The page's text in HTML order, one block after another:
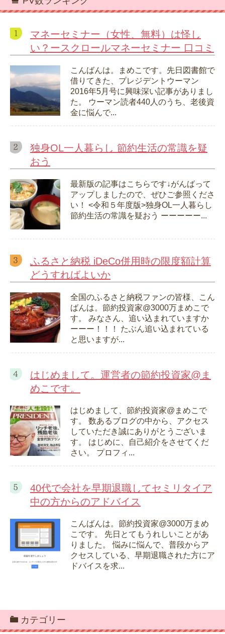
マネーセミナー（女性、無料）は怪し
い？ースクロールマネーセミナー 口コミ
こんばんは。まめこです。先日図書館で
借りてきた、プレジデントウーマン
2016年5月号に興味深い記事がありまし
た。 ウーマン読者440人のうち、老後資
金に悩んで...
独身OL一人暮らし 節約生活の常識を疑
おう
最新版の記事はこちらです↓がんばって
アップしましたので、ぜひご参照くださ
い！ <令和５年度版>独身OL一人暮らし
節約生活の常識を疑おう ーーーーー...
ふるさと納税 iDeCo併用時の限度額計算
どうすればよいか
全国のふるさと納税ファンの皆様、こん
ばんは。節約投資家@3000万まめこで
す。 みなさん、追い込まれていますか
ーーー！！！ たぶん追い込まれている
と思いますが...
はじめまして。運営者の節約投資家@ま
めこです。
はじめまして、節約投資家@まめこで
す。 数あるブログの中から、アクセス
していただき誠にありがとうございま
す。 はじめに、自己紹介をさせてくだ
さい。 プロフィ...
40代で会社を早期退職してセミリタイア
中の方からのアドバイス
こんばんは。節約投資家@3000万まめ
こです。 先日とてもうれしいことがあ
りました。 悩みに悩んで、普段からア
クセスしている、早期退職された方にア
ドバイスを求...
カテゴリー